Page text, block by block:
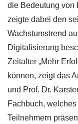
die Bedeutung von
zeigte dabei den
Wachstumstrend
Digitalisierung
Zeitalter „Mehr
können, zeigt das
und Prof. Dr.
Fachbuch,
Teilnehmern